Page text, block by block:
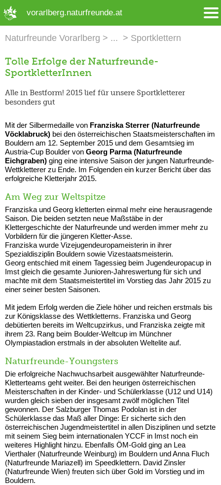
vorarlberg.naturfreunde.at
Naturfreunde Vorarlberg Sportklettern
Tolle Erfolge der Naturfreunde-
SportkletterInnen
Alle in Bestform! 2015 lief für unsere Sportkletterer
besonders gut
Mit der Silbermedaille von Franziska Sterrer (Naturfreunde
Vöcklabruck) bei den österreichischen Staatsmeisterschaften im
Bouldern am 12. September 2015 und dem Gesamtsieg im
Austria-Cup Boulder von Georg Parma (Naturfreunde
Eichgraben) ging eine intensive Saison der jungen Naturfreunde-
Wettkletterer zu Ende. Im Folgenden ein kurzer Bericht über das
erfolgreiche Kletterjahr 2015.
Am Weg zur Weltspitze
Franziska und Georg kletterten einmal mehr eine herausragende
Saison. Die beiden setzten neue Maßstäbe in der
Klettergeschichte der Naturfreunde und werden immer mehr zu
Vorbildern für die jüngeren Kletter-Asse.
Franziska wurde Vizejugendeuropameisterin in ihrer
Spezialdisziplin Bouldern sowie Vizestaatsmeisterin.
Georg entschied mit einem Tagessieg beim Jugendeuropacup in
Imst gleich die gesamte Junioren-Jahreswertung für sich und
machte mit dem Staatsmeistertitel im Vorstieg das Jahr 2015 zu
einer seiner besten Saisonen.
Mit jedem Erfolg werden die Ziele höher und reichen erstmals bis
zur Königsklasse des Wettkletterns. Franziska und Georg
debütierten bereits im Weltcupzirkus, und Franziska zeigte mit
ihrem 23. Rang beim Boulder-Weltcup im Münchner
Olympiastadion erstmals in der absoluten Weltelite auf.
Naturfreunde-Youngsters
Die erfolgreiche Nachwuchsarbeit ausgewählter Naturfreunde-
Kletterteams geht weiter. Bei den heurigen österreichischen
Meisterschaften in der Kinder- und Schülerklasse (U12 und U14)
wurden gleich sieben der insgesamt zwölf möglichen Titel
gewonnen. Der Salzburger Thomas Podolan ist in der
Schülerklasse das Maß aller Dinge: Er sicherte sich den
österreichischen Jugendmeistertitel in allen Disziplinen und setzte
mit seinem Sieg beim internationalen YCCF in Imst noch ein
weiteres Highlight hinzu. Ebenfalls ÖM-Gold ging an Lea
Vierthaler (Naturfreunde Weinburg) im Bouldern und Anna Fluch
(Naturfreunde Mariazell) im Speedklettern. David Zinsler
(Naturfreunde Wien) freuten sich über Gold im Vorstieg und im
Bouldern.